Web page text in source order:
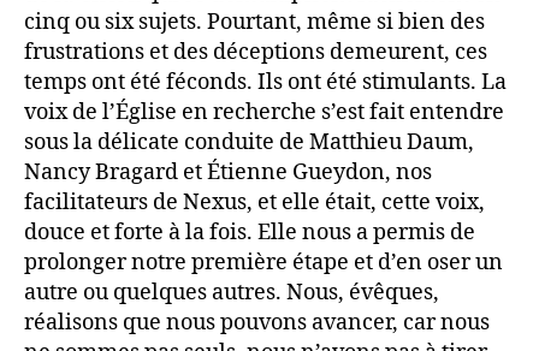
cinq ou six sujets. Pourtant, même si bien des
frustrations et des déceptions demeurent, ces
temps ont été féconds. Ils ont été stimulants. La
voix de l’Église en recherche s’est fait entendre
sous la délicate conduite de Matthieu Daum,
Nancy Bragard et Étienne Gueydon, nos
facilitateurs de Nexus, et elle était, cette voix,
douce et forte à la fois. Elle nous a permis de
prolonger notre première étape et d’en oser un
autre ou quelques autres. Nous, évêques,
réalisons que nous pouvons avancer, car nous